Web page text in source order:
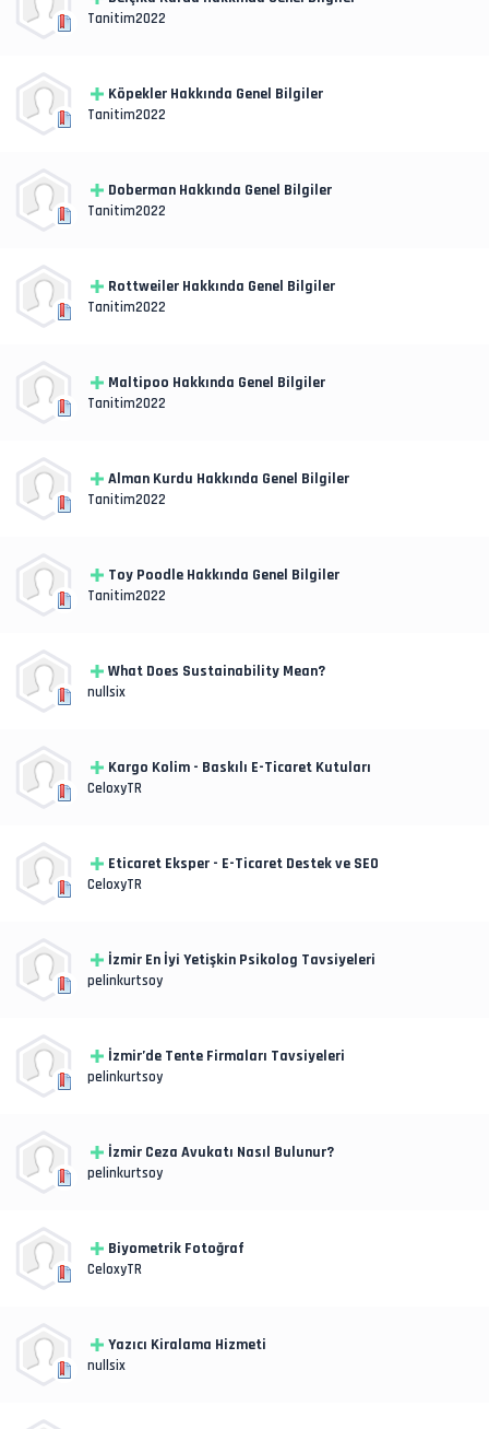
Tanitim2022
Köpekler Hakkında Genel Bilgiler
Tanitim2022
Doberman Hakkında Genel Bilgiler
Tanitim2022
Rottweiler Hakkında Genel Bilgiler
Tanitim2022
Maltipoo Hakkında Genel Bilgiler
Tanitim2022
Alman Kurdu Hakkında Genel Bilgiler
Tanitim2022
Toy Poodle Hakkında Genel Bilgiler
Tanitim2022
What Does Sustainability Mean?
nullsix
Kargo Kolim - Baskılı E-Ticaret Kutuları
CeloxyTR
Eticaret Eksper - E-Ticaret Destek ve SEO
CeloxyTR
İzmir En İyi Yetişkin Psikolog Tavsiyeleri
pelinkurtsoy
İzmir’de Tente Firmaları Tavsiyeleri
pelinkurtsoy
İzmir Ceza Avukatı Nasıl Bulunur?
pelinkurtsoy
Biyometrik Fotoğraf
CeloxyTR
Yazıcı Kiralama Hizmeti
nullsix